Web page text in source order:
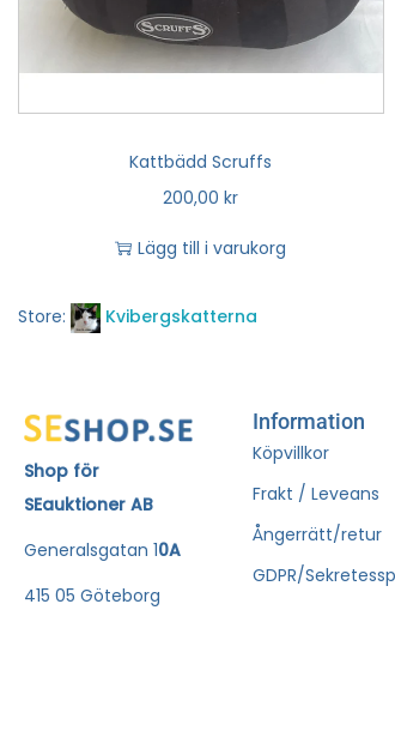
Kattbädd Scruffs
200,00kr
Lägg till i varukorg
Store: Kvibergskatterna
Shop för
SEauktioner AB
Generalsgatan 10A
415 05 Göteborg
Information
Köpvillkor
Frakt / Leveans
Ångerrätt/retur
GDPR/